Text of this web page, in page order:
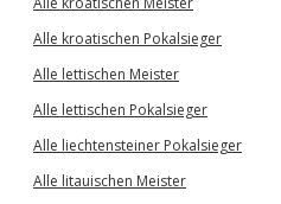
Alle kroatischen Pokalsieger
Alle lettischen Meister
Alle lettischen Pokalsieger
Alle liechtensteiner Pokalsieger
Alle litauischen Meister